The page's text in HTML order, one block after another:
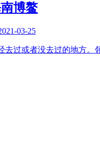
博鳌
03-25
去过或者没去过的地方